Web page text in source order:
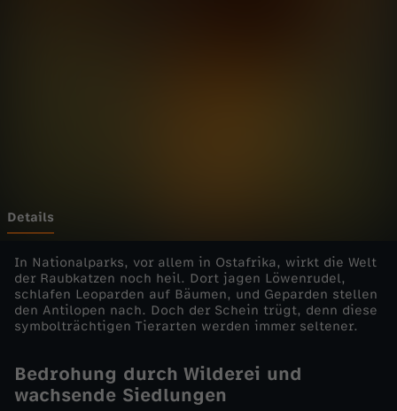
n
d
e
T
Details
In Nationalparks, vor allem in Ostafrika, wirkt die Welt
der Raubkatzen noch heil. Dort jagen Löwenrudel,
schlafen Leoparden auf Bäumen, und Geparden stellen
den Antilopen nach. Doch der Schein trügt, denn diese
symbolträchtigen Tierarten werden immer seltener.
Bedrohung durch Wilderei und
wachsende Siedlungen